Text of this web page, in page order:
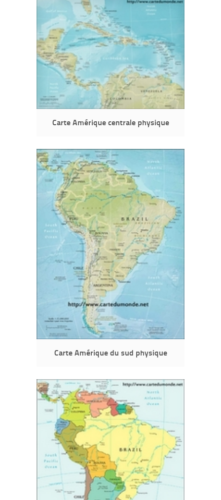
Carte Amérique centrale physique
Carte Amérique du sud physique